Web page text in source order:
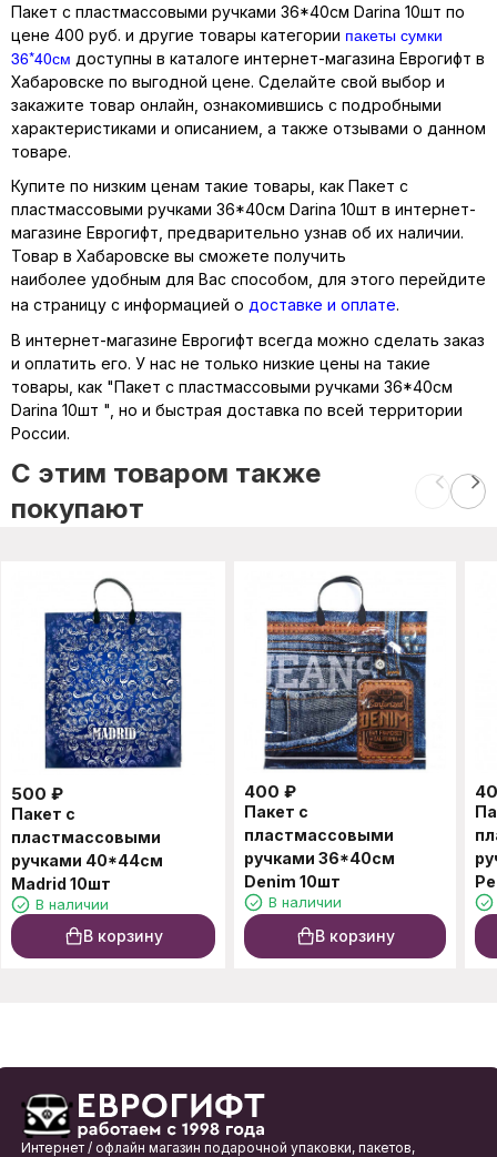
Пакет с пластмассовыми ручками 36*40см Darina 10шт по
цене 400 руб. и другие товары категории пакеты сумки
36*40см доступны в каталоге интернет-магазина Еврогифт в
Хабаровске по выгодной цене. Сделайте свой выбор и
закажите товар онлайн, ознакомившись с подробными
характеристиками и описанием, а также отзывами о данном
товаре.
Купите по низким ценам такие товары, как Пакет с
пластмассовыми ручками 36*40см Darina 10шт в интернет-
магазине Еврогифт, предварительно узнав об их наличии.
Товар в Хабаровске вы сможете получить
наиболее удобным для Вас способом, для этого перейдите
на страницу с информацией о доставке и оплате.
В интернет-магазине Еврогифт всегда можно сделать заказ
и оплатить его. У нас не только низкие цены на такие
товары, как "Пакет с пластмассовыми ручками 36*40см
Darina 10шт ", но и быстрая доставка по всей территории
России.
C этим товаром также
покупают
500 ₽
Пакет с
пластмассовыми
ручками 40*44см
Madrid 10шт
В наличии
В корзину
400 ₽
Пакет с
пластмассовыми
ручками 36*40см
Denim 10шт
В наличии
В корзину
Интернет / офлайн магазин подарочной упаковки, пакетов,